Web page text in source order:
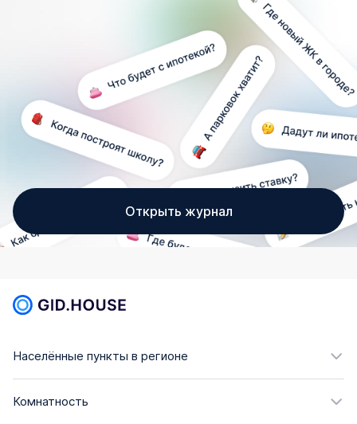
Открыть журнал
Населённые пункты в регионе
Комнатность